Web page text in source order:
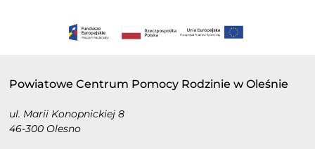
Powiatowe Centrum Pomocy Rodzinie w Oleśnie
ul. Marii Konopnickiej 8
46-300 Olesno